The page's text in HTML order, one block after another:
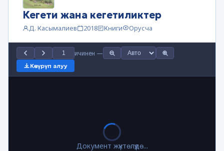
Кегети жана кегетиликтер
Д. Касымалиев 2018 Книги Орусча
ичинен —
Көчүрүп алуу
Документ жүктөлүүдө...